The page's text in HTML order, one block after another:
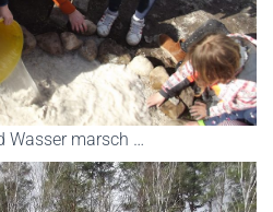
Wasser marsch …